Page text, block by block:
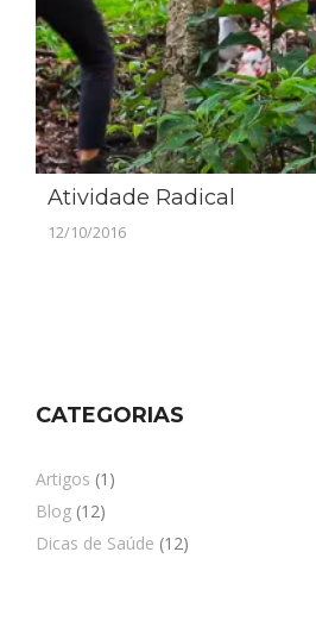
Atividade Radical
12/10/2016
CATEGORIAS
Artigos (1)
Blog (12)
Dicas de Saúde (12)